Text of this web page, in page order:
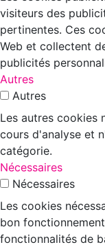
visiteurs des
pertinentes. Ces
Web et collectent
publicités
Autres
Autres
Les autres cookies
cours d'analyse et
catégorie.
Nécessaires
Nécessaires
Les cookies
bon
fonctionnalités de